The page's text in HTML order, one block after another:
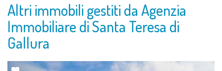
Altri immobili gestiti da Agenzia
Immobiliare di Santa Teresa di
Gallura